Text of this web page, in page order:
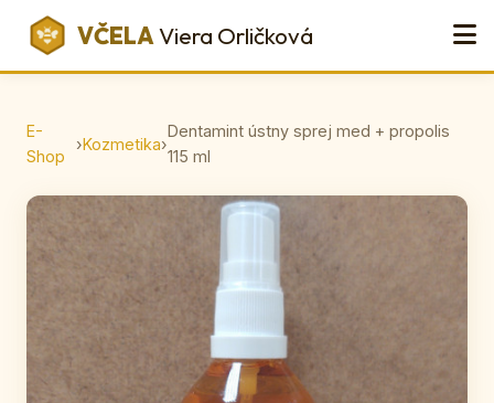
VČELAViera Orličková
E-
Shop
›Kozmetika›
Dentamint ústny sprej med + propolis
115 ml